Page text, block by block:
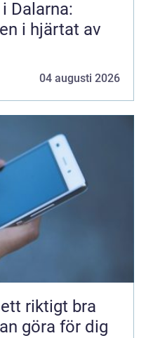
Dalarna:
i hjärtat av
04 augusti 2026
riktigt bra
göra för dig